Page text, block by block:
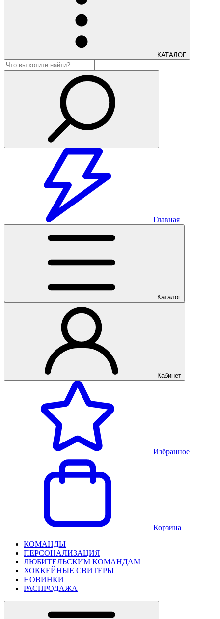
КАТАЛОГ
Главная
Каталог
Кабинет
Избранное
Корзина
КОМАНДЫ
ПЕРСОНАЛИЗАЦИЯ
ЛЮБИТЕЛЬСКИМ КОМАНДАМ
ХОККЕЙНЫЕ СВИТЕРЫ
НОВИНКИ
РАСПРОДАЖА